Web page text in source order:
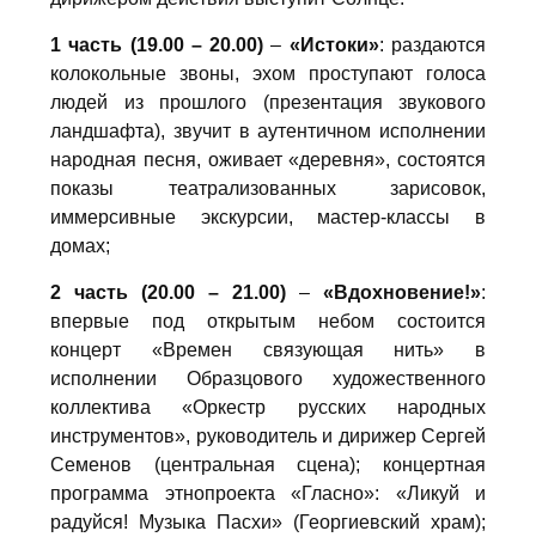
1 часть (19.00 – 20.00)– «Истоки»: раздаются
колокольные звоны, эхом проступают голоса
людей из прошлого (презентация звукового
ландшафта), звучит в аутентичном исполнении
народная песня, оживает «деревня», состоятся
показы театрализованных зарисовок,
иммерсивные экскурсии, мастер-классы в
домах;
2 часть (20.00 – 21.00) – «Вдохновение!»:
впервые под открытым небом состоится
концерт «Времен связующая нить» в
исполнении Образцового художественного
коллектива «Оркестр русских народных
инструментов», руководитель и дирижер Сергей
Семенов (центральная сцена); концертная
программа этнопроекта «Гласно»: «Ликуй и
радуйся! Музыка Пасхи» (Георгиевский храм);